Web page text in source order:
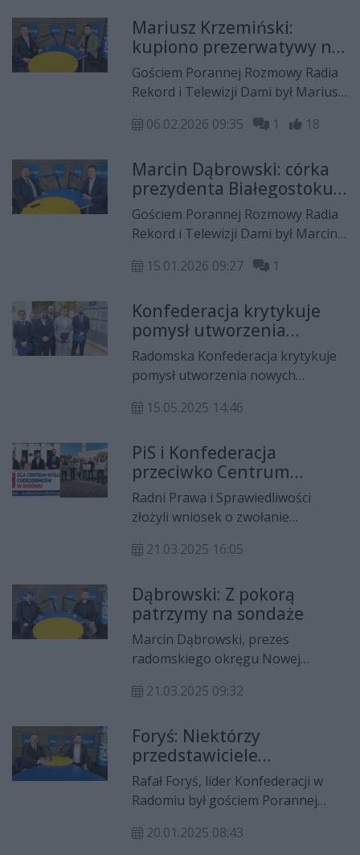
Mariusz Krzemiński:
kupiono prezerwatywy na
kancelarię premiera. Może
to przekona Donalda
Tuska, że KSeF to jest jakiś
problem
Gościem Porannej Rozmowy Radia
Rekord i Telewizji Dami był Mariusz
radomskiego okręgu Ruchu
Maciejem Ławrynowiczem
opowiedział o kontrowersjach
towarzyszących inauguracji
obchodów 50. rocznicy
Radomskiego Czerwca 1976 roku,
problemie alienacji rodzicielskiej,
Krajowemu Systemowi e-Faktur,
reformie Państwowej Inspekcji
Pracy i zerwaniu stosunków
dyplomatycznych z marszałkiem
Włodzimierzem Czarzastym przez
ambasadora USA.
06.02.2026 09:35 1 18
Marcin Dąbrowski: córka
prezydenta Białegostoku
pracuje w radomskiej
spółce miejskiej. Pojawia
się pytanie, czy pracuje,
czy to synekura?
Gościem Porannej Rozmowy Radia
Rekord i Telewizji Dami był Marcin
Nowej Nadziei w okręgu
15.01.2026 09:27 1
Konfederacja krytykuje
pomysł utworzenia
nowych rezerwatów
Radomska Konfederacja krytykuje
pomysł utworzenia nowych
Lasów Państwowych. Jak tłumaczyli
prasowej, zaburzy to gospodarkę
leśną oraz pogorszy sytuację
finansową samorządów i
przedsiębiorców z branży drzewnej.
15.05.2025 14:46
PiS i Konfederacja
przeciwko Centrum
Integracji Społecznej.
Będzie nadzwyczajna sesja
Rady Miejskiej
Radni Prawa i Sprawiedliwości
złożyli wniosek o zwołanie
w sprawie utworzenia w Radomiu,
Przeciwko powstaniu tej instytucji
są też politycy Konfederacji, którzy
w najbliższych dniach będą zbierać
podpisy pod petycją.
21.03.2025 16:05
Dąbrowski: Z pokorą
patrzymy na sondaże
Marcin Dąbrowski, prezes
radomskiego okręgu Nowej
Rozmowy Radia Rekord i Telewizji
ze swoim gościem m.in. o kampanii
Sławomira Mentzena i obiecujących
dla niego sondażach, podziale
Konfederacji oraz głosowaniu w
Parlamencie Europejskim
dotyczącym rezolucji w sprawie
21.03.2025 09:32
Foryś: Niektórzy
przedstawiciele
Konfederacji porzucili
swoje ideały
Rafał Foryś, lider Konfederacji w
Radomiu był gościem Porannej
Dami. Łukasz Kościelniak rozmawiał
20.01.2025 08:43